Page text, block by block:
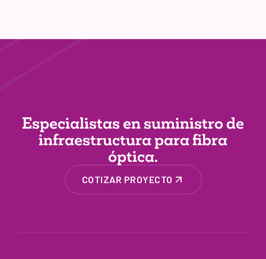
Especialistas en suministro de
infraestructurapara fibra
óptica.
COTIZAR PROYECTO